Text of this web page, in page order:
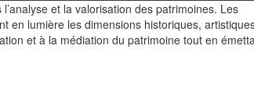
et la valorisation des patrimoines. Les
en lumière les dimensions historiques,
et à la médiation du patrimoine tout en